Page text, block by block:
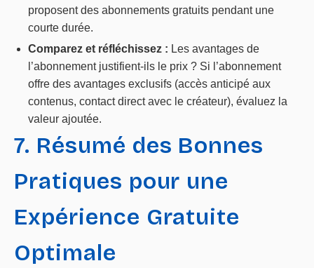
proposent des abonnements gratuits pendant une
courte durée.
Comparez et réfléchissez : Les avantages de
l’abonnement justifient-ils le prix ? Si l’abonnement
offre des avantages exclusifs (accès anticipé aux
contenus, contact direct avec le créateur), évaluez la
valeur ajoutée.
7. Résumé des Bonnes
Pratiques pour une
Expérience Gratuite
Optimale